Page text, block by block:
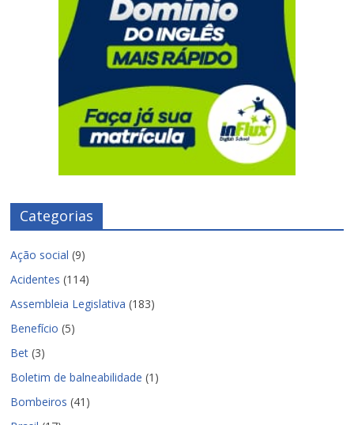
Categorias
Ação social (9)
Acidentes (114)
Assembleia Legislativa (183)
Benefício (5)
Bet (3)
Boletim de balneabilidade (1)
Bombeiros (41)